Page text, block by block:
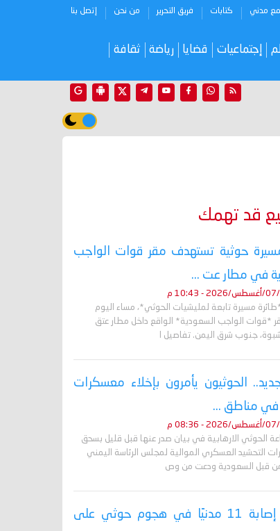
مدني كتابات فريق التحرير من نحن إتصل بنا
إجتماعيات قضايا رياضة ثقافة
قد تهمك
حوثية تستهدف مقر قوات الواجب
في مطار عت ...
م
مسيرة تابعة لمليشيات الحوثي*، مساء اليوم
*قوات الواجب السعودية* الواقع داخل مطار عتق
جنوب شرق اليمن. تفاصيل ا
الحوثيون يأمرون بإخلاء معسكرات
في مناطق ...
م
الحوثي الارهابية في بيان صدر عنها قبل قليل بسحق
التحشيد العسكري الموالية لمجلس الرئاسة اليمني
قبل السعودية ودعت من وص
عاجل / إصابة 11 مدنيًا في هجوم حوثي على